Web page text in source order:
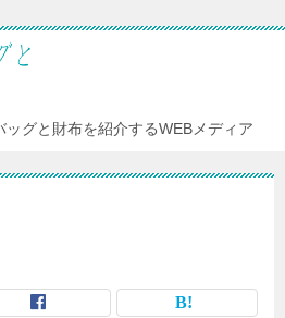
グと財布を紹介するWEBメディア